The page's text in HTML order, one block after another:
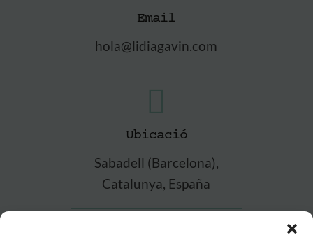
Email
hola@lidiagavin.com

Ubicació
Sabadell (Barcelona),
Catalunya, España